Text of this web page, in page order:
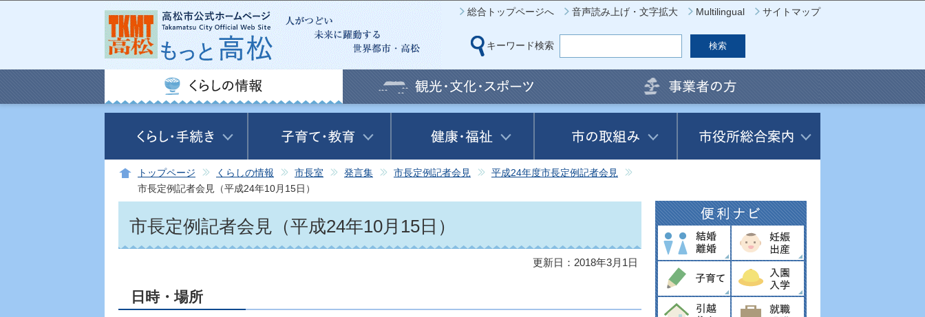
このページの本文へ移動
総合トップページへ 音声読み上げ・文字拡大 Multilingual サイトマップ
キーワード検索
トップページ くらしの情報 市長室 発言集 市長定例記者会見
平成24年度市長定例記者会見
市長定例記者会見（平成24年10月15日）
市長定例記者会見（平成24年10月15日）
更新日：2018年3月1日
日時・場所